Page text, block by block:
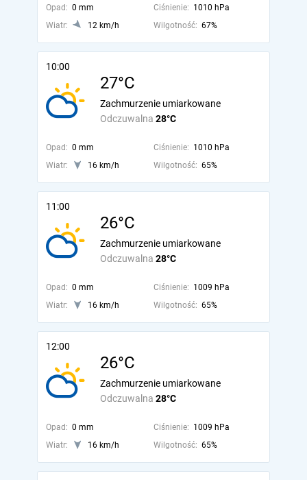
Opad: 0 mm Ciśnienie: 1010 hPa
Wiatr:
12 km/h Wilgotność: 67%
10:00
27°C
Odczuwalna 28°C
Zachmurzenie umiarkowane
Opad: 0 mm Ciśnienie: 1010 hPa
Wiatr:
16 km/h Wilgotność: 65%
11:00
26°C
Odczuwalna 28°C
Zachmurzenie umiarkowane
Opad: 0 mm Ciśnienie: 1009 hPa
Wiatr:
16 km/h Wilgotność: 65%
12:00
26°C
Odczuwalna 28°C
Zachmurzenie umiarkowane
Opad: 0 mm Ciśnienie: 1009 hPa
Wiatr:
16 km/h Wilgotność: 65%